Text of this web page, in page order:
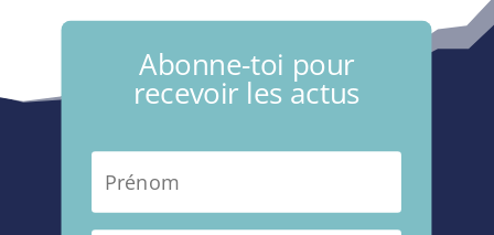
Abonne-toi pour
recevoir les actus